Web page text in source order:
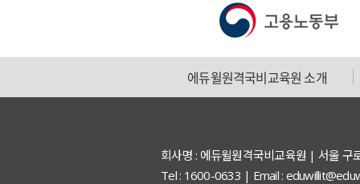
에듀윌원격국비교육원 소개
회사명 : 에듀윌원격국비교육원 | 서울
Tel : 1600-0633 | Email :